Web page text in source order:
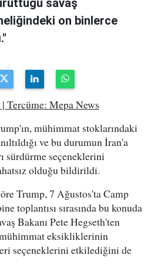
savaş
on binlerce
Mepa News
mühimmat stoklarındaki
ve bu durumun İran'a
sürdürme seçeneklerini
olduğu bildirildi.
Trump, 7 Ağustos'ta Camp
toplantısı sırasında bu konuda
Bakanı Pete Hegseth'ten
eksikliklerinin
seçeneklerini etkilediğini de